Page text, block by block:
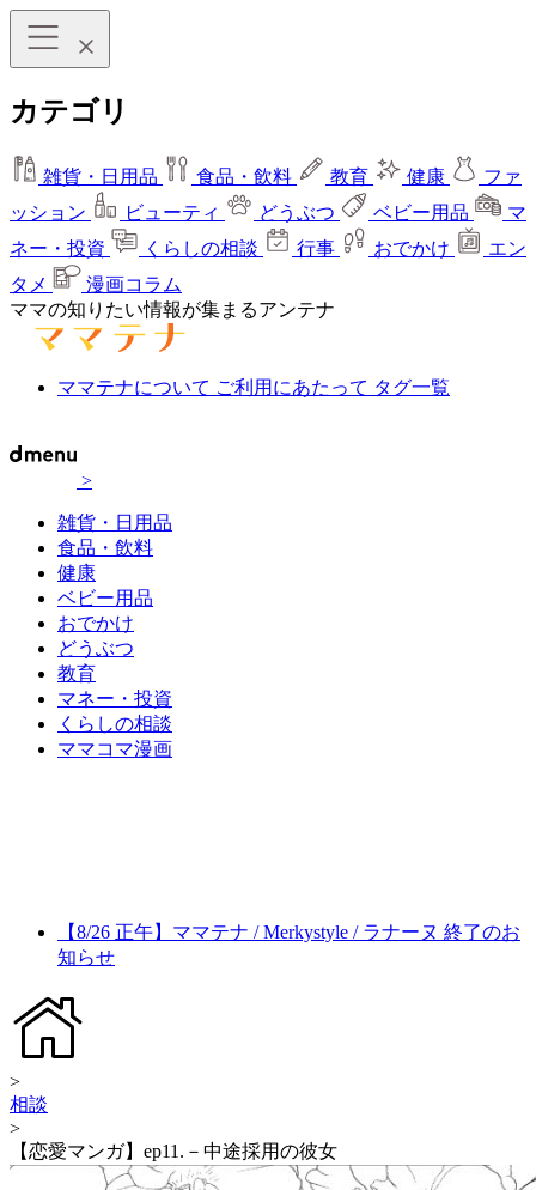
カテゴリ
雑貨・日用品 食品・飲料 教育 健康
ファ
ッション
ビューティ どうぶつ ベビー用品
マ
ネー・投資
くらしの相談 行事 おでかけ
エン
タメ
漫画コラム
ママの知りたい情報が集まるアンテナ
ママテナについて ご利用にあたって タグ一覧
>
雑貨・日用品
食品・飲料
健康
ベビー用品
おでかけ
どうぶつ
教育
マネー・投資
くらしの相談
ママコマ漫画
【8/26 正午】ママテナ / Merkystyle / ラナーヌ 終了のお
知らせ
>
相談
>
【恋愛マンガ】ep11.－中途採用の彼女